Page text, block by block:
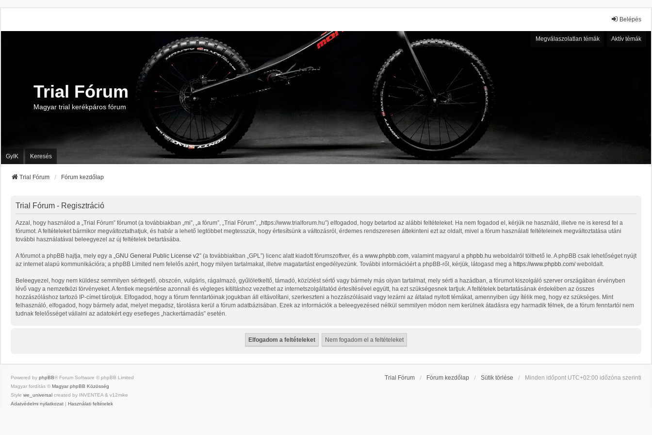
Belépés
Megválaszolatlan témák Aktív témák
Trial Fórum
Magyar trial kerékpáros fórum
GyIK Keresés
Trial Fórum Fórum kezdőlap
Trial Fórum - Regisztráció
Azzal, hogy használod a „Trial Fórum” fórumot (a továbbiakban „mi”, „a fórum”, „Trial Fórum”, „https://www.trialforum.hu”) elfogadod, hogy betartod az alábbi feltételeket. Ha nem fogadod el, kérjük ne használd, illetve ne is keresd fel a
fórumot. A feltételeket bármikor megváltoztathatjuk, és habár a lehető legtöbbet megtesszük, hogy értesítsünk a változásról, érdemes rendszeresen áttekinteni ezt az oldalt, mivel a fórum használati feltételeinek megváltoztatása utáni
további használatával beleegyezel az új feltételek betartásába.
A fórumot a phpBB hajtja, mely egy a „GNU General Public License v2” (a továbbiakban „GPL”) licenc alatt kiadott fórumszoftver, és a www.phpbb.com, valamint magyarul a phpbb.hu weboldalról tölthető le. A phpBB csak lehetőséget nyújt
az internet alapú kommunikációra; a phpBB Limited nem felelős azért, hogy milyen tartalmakat, illetve magatartást engedélyezünk. További információért a phpBB-ről, kérjük, látogasd meg a https://www.phpbb.com/weboldalt.
Beleegyezel, hogy nem küldesz semmilyen sértegető, obszcén, vulgáris, rágalmazó, gyűlöletkeltő, támadó, közízlést sértő vagy bármely más olyan tartalmat, mely sérti a hazádban, a fórumot kiszolgáló szerver országában érvényben
lévő vagy a nemzetközi törvényeket. A fentiek megsértése azonnali és végleges kitiltáshoz vezethet az internetszolgáltatód értesítésével együtt, ha ezt szükségesnek tartjuk. A feltételek betartatásának érdekében az összes
hozzászóláshoz tartozó IP-címet tároljuk. Elfogadod, hogy a fórum fenntartóinak jogukban áll eltávolítani, szerkeszteni a hozzászólásaid vagy lezárni az általad nyitott témákat, amennyiben úgy ítélik meg, hogy ez szükséges. Mint
felhasználó, elfogadod, hogy bármely adat, melyet megadsz, tárolásra kerül a fórum adatbázisában. Ezek az információk a beleegyezésed nélkül semmilyen módon nem kerülnek átadásra egy harmadik félnek, de a fórum fenntartói nem
tudnak felelősséget vállalni az adatokért egy esetleges „hackertámadás” esetén.
Trial Fórum Fórum kezdőlap Sütik törlése Minden időpont UTC+02:00 időzóna szerinti
Powered by phpBB® Forum Software © phpBB Limited
Magyar fordítás © Magyar phpBB Közösség
Style we_universal created by INVENTEA & v12mike
Adatvédelmi nyilatkozat
Használati feltételek